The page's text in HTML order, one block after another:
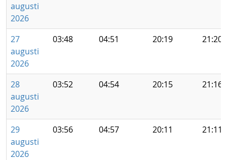
augusti
2026
27
augusti
2026
03:48 04:51 20:19 21:20
28
augusti
2026
03:52 04:54 20:15 21:16
29
augusti
2026
03:56 04:57 20:11 21:11